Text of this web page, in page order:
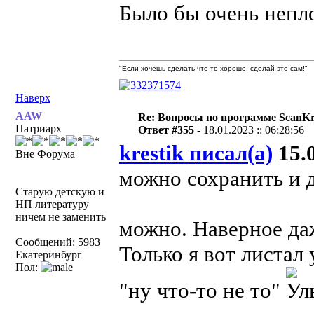
Было бы очень
Наверх
"Если хочешь сделать что-то хорошо, сделай это сам!"
AAW
Патриарх
Вне Форума
Старую детскую и
НП литературу
ничем не заменить
Сообщений: 5983
Екатеринбург
Пол:
Re: Вопросы по программе
Ответ #355 - 18.01.2023 :: 06:28:56
krestik писал(а)
можно сохранить и
можно. Наверное
Только я вот
"ну что-то не то"